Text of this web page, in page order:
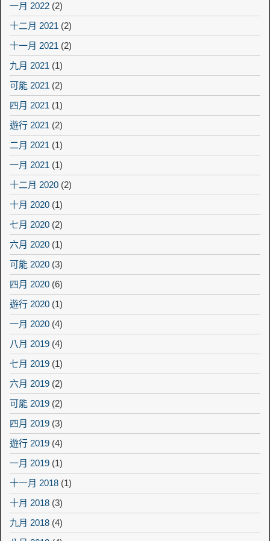
一月 2022 (2)
十二月 2021 (2)
十一月 2021 (2)
九月 2021 (1)
可能 2021 (2)
四月 2021 (1)
遊行 2021 (2)
二月 2021 (1)
一月 2021 (1)
十二月 2020 (2)
十月 2020 (1)
七月 2020 (2)
六月 2020 (1)
可能 2020 (3)
四月 2020 (6)
遊行 2020 (1)
一月 2020 (4)
八月 2019 (4)
七月 2019 (1)
六月 2019 (2)
可能 2019 (2)
四月 2019 (3)
遊行 2019 (4)
一月 2019 (1)
十一月 2018 (1)
十月 2018 (3)
九月 2018 (4)